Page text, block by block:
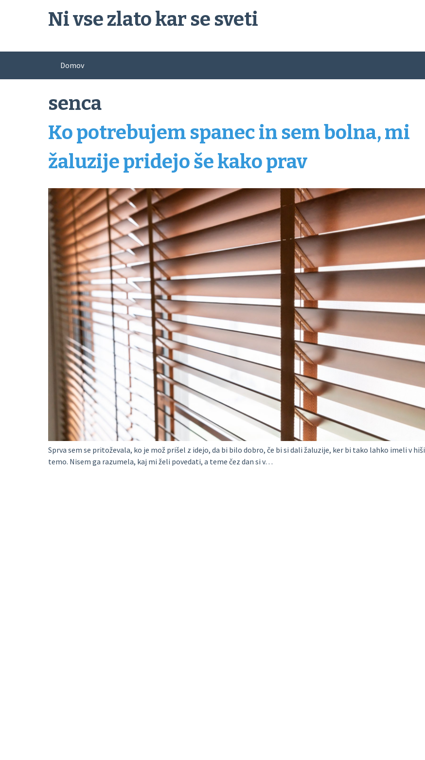
Ni vse zlato kar se sveti
Domov
senca
Ko potrebujem spanec in sem bolna, mi
žaluzije pridejo še kako prav
Sprva sem se pritoževala, ko je mož prišel z idejo, da bi bilo dobro, če bi si dali žaluzije, ker bi tako lahko imeli v hiši
temo. Nisem ga razumela, kaj mi želi povedati, a teme čez dan si v…